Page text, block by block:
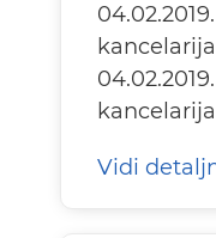
Vidi